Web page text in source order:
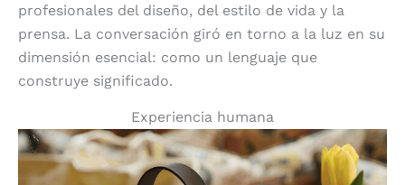
profesionales del diseño, del estilo de vida y la
prensa. La conversación giró en torno a la luz en su
dimensión esencial: como un lenguaje que
construye significado.
Experiencia humana